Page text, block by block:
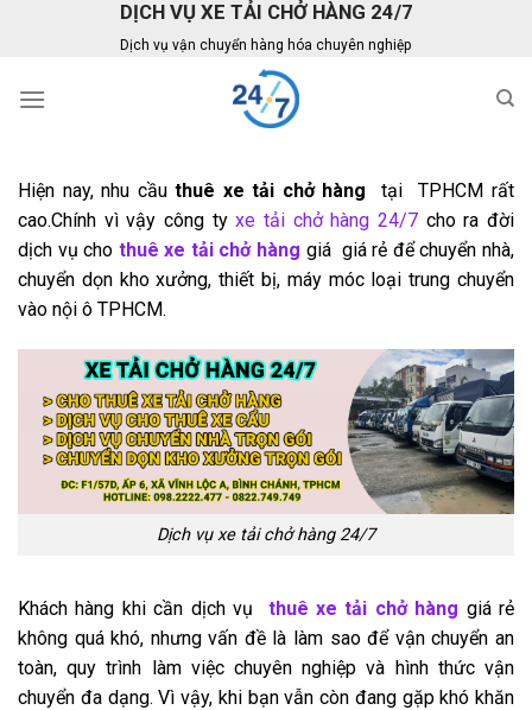
DỊCH VỤ XE TẢI CHỞ HÀNG 24/7
Dịch vụ vận chuyển hàng hóa chuyên nghiệp
Hiện nay, nhu cầuthuê xe tải chở hàng tại TPHCM rất
cao.Chính vì vậy công tyxe tải chở hàng 24/7 cho ra đời
dịch vụ cho thuê xe tảichở hàng giá giá rẻ để chuyển nhà,
chuyển dọn kho xưởng, thiết bị, máy móc loại trung chuyển
vào nội ô TPHCM.
Dịch vụ xe tải chở hàng 24/7
Khách hàng khi cần dịch vụ thuê xe tải chở hàng giá rẻ
không quá khó, nhưng vấn đề là làm sao để vận chuyển an
toàn, quy trình làm việc chuyên nghiệp và hình thức vận
chuyển đa dạng. Vì vậy, khi bạn vẫn còn đang gặp khó khăn